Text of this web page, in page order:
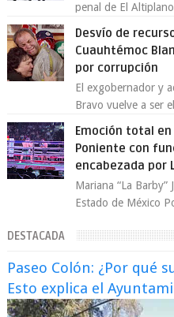
penal de El
exsecretario de
Desvío de
Cuauhtémoc
por corrupción
El exgobernador y
Bravo vuelve a ser
Emoción total en
Poniente con
encabezada por
Mariana “La
Estado de México
DESTACADA
Paseo Colón: ¿Por qué
Esto explica el